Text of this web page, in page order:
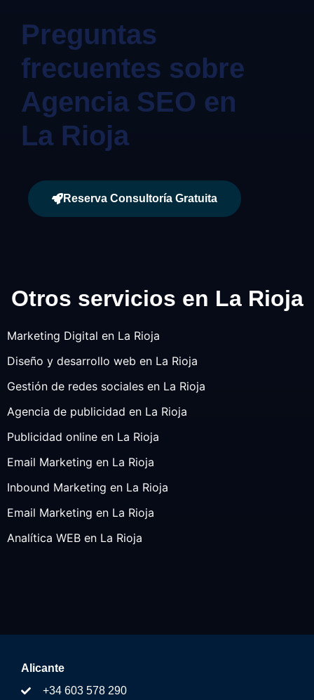
Preguntas
frecuentes sobre
Agencia SEO en
La Rioja
Reserva Consultoría Gratuita
Otros servicios en La Rioja
Marketing Digital en La Rioja
Diseño y desarrollo web en La Rioja
Gestión de redes sociales en La Rioja
Agencia de publicidad en La Rioja
Publicidad online en La Rioja
Email Marketing en La Rioja
Inbound Marketing en La Rioja
Email Marketing en La Rioja
Analítica WEB en La Rioja
Alicante
+34 603 578 290